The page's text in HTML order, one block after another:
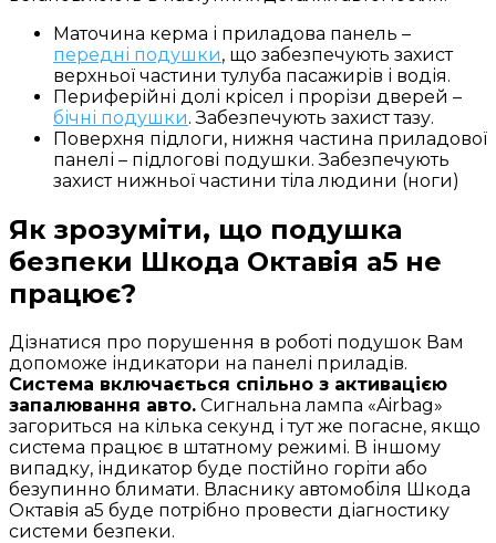
Маточина керма і приладова панель –
передні подушки, що забезпечують захист
верхньої частини тулуба пасажирів і водія.
Периферійні долі крісел і прорізи дверей –
бічні подушки. Забезпечують захист тазу.
Поверхня підлоги, нижня частина приладової
панелі – підлогові подушки. Забезпечують
захист нижньої частини тіла людини (ноги)
Як зрозуміти, що подушка
безпеки Шкода Октавія а5 не
працює?
Дізнатися про порушення в роботі подушок Вам
допоможе індикатори на панелі приладів.
Система включається спільно з активацією
запалювання авто. Сигнальна лампа «Airbag»
загориться на кілька секунд і тут же погасне, якщо
система працює в штатному режимі. В іншому
випадку, індикатор буде постійно горіти або
безупинно блимати. Власнику автомобіля Шкода
Октавія а5 буде потрібно провести діагностику
системи безпеки.